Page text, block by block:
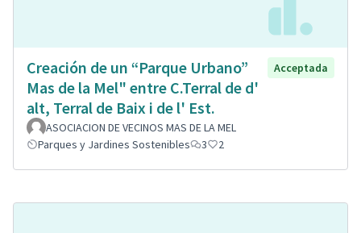
Creación de un “Parque Urbano”
Mas de la Mel" entre C.Terral de d'
alt, Terral de Baix i de l' Est.
Acceptada
ASOCIACION DE VECINOS MAS DE LA MEL
Parques y Jardines Sostenibles
3 2